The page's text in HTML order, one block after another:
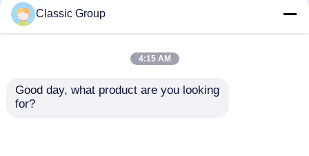
Classic Group
4:15 AM
Good day, what product are you looking
for?